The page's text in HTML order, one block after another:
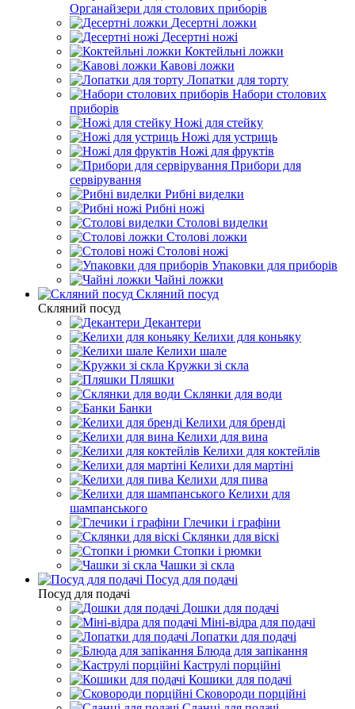
Органайзери для столових приборів
Десертні ложки
Десертні ножі
Коктейльні ложки
Кавові ложки
Лопатки для торту
Набори столових
приборів
Ножі для стейку
Ножі для устриць
Ножі для фруктів
Прибори для
сервірування
Рибні виделки
Рибні ножі
Столові виделки
Столові ложки
Столові ножі
Упаковки для приборів
Чайні ложки
Скляний посуд
Скляний посуд
Декантери
Келихи для коньяку
Келихи шале
Кружки зі скла
Пляшки
Склянки для води
Банки
Келихи для бренді
Келихи для вина
Келихи для коктейлів
Келихи для мартіні
Келихи для пива
Келихи для
шампанського
Глечики і графіни
Склянки для віскі
Стопки і рюмки
Чашки зі скла
Посуд для подачі
Посуд для подачі
Дошки для подачі
Міні-відра для подачі
Лопатки для подачі
Блюда для запікання
Каструлі порційні
Кошики для подачі
Сковороди порційні